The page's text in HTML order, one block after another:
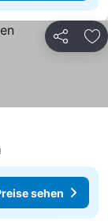
Teilen
sehen